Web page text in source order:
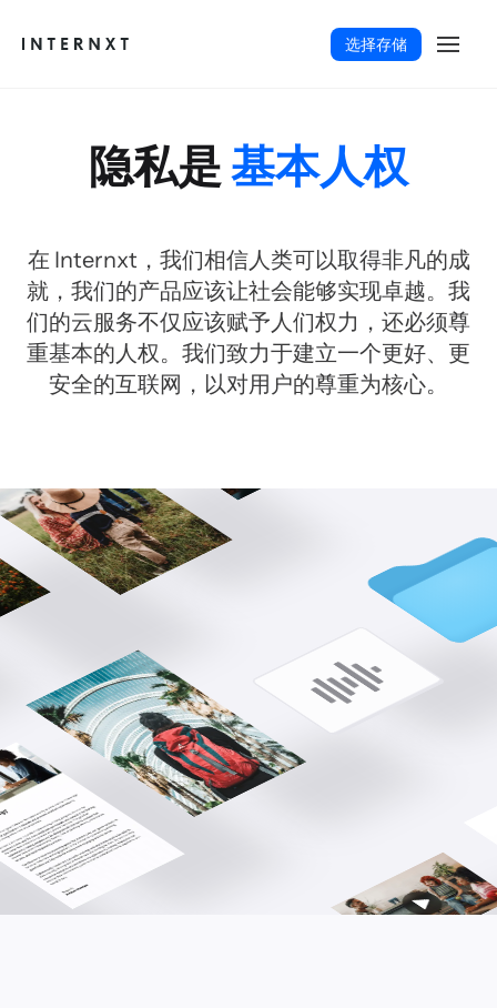
选择存储
隐私是基本人权
在 Internxt，我们相信人类可以取得非凡的成
就，我们的产品应该让社会能够实现卓越。我
们的云服务不仅应该赋予人们权力，还必须尊
重基本的人权。我们致力于建立一个更好、更
安全的互联网，以对用户的尊重为核心。